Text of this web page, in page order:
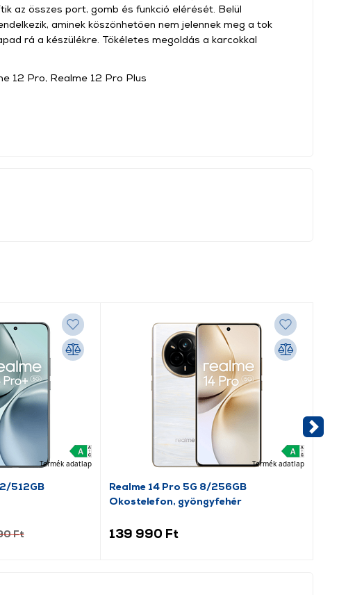
az összes port, gomb és funkció elérését. Belül
aminek köszönhetően nem jelennek meg a tok
rá a készülékre. Tökéletes megoldás a karcokkal
12 Pro, Realme 12 Pro Plus
Termék adatlap
512GB
Ft
Termék adatlap
Realme 14 Pro 5G 8/256GB
Okostelefon, gyöngyfehér
139 990 Ft